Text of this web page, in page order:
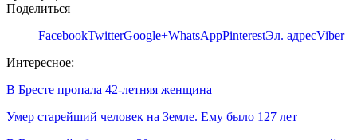
Поделиться
FacebookTwitterGoogle+WhatsAppPinterestЭл. адресViber
Интересное:
В Бресте пропала 42-летняя женщина
Умер старейший человек на Земле. Ему было 127 лет